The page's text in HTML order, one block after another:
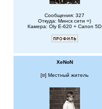
Сообщения: 327
Откуда: Минск сити =)
Камера: Oly E-620 + Canon 5D
XeNoN
[ ] Местный житель